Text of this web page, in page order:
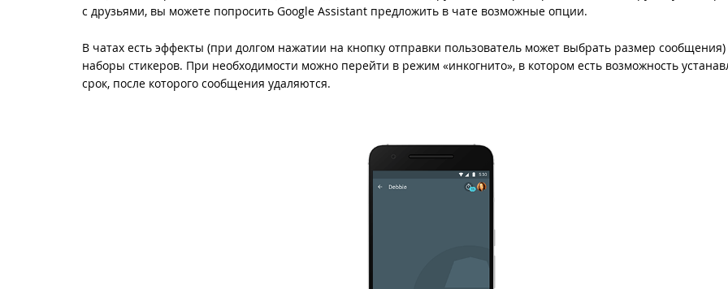
с друзьями, вы можете попросить Google Assistant предложить в чате возможные опции.
В чатах есть эффекты (при долгом нажатии на кнопку отправки пользователь может выбрать размер сообщения)
наборы стикеров. При необходимости можно перейти в режим «инкогнито», в котором есть возможность
срок, после которого сообщения удаляются.